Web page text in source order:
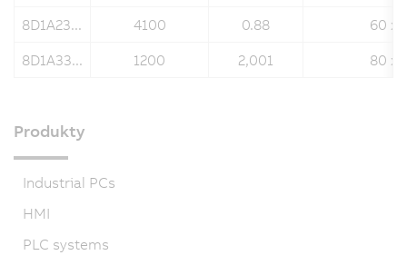
8D1A23...
4100 0.88
60 x
8D1A33...
1200 2,001 80 x
Produkty
Industrial PCs
HMI
PLC systems